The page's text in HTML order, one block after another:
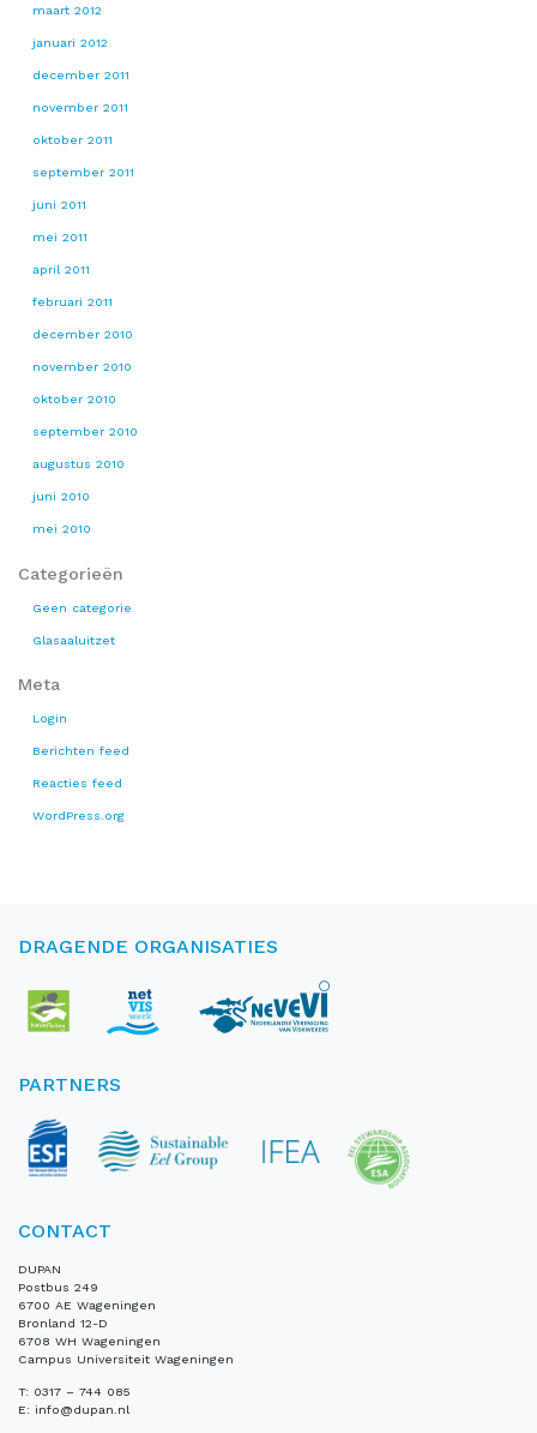
maart 2012
januari 2012
december 2011
november 2011
oktober 2011
september 2011
juni 2011
mei 2011
april 2011
februari 2011
december 2010
november 2010
oktober 2010
september 2010
augustus 2010
juni 2010
mei 2010
Categorieën
Geen categorie
Glasaaluitzet
Meta
Login
Berichten feed
Reacties feed
WordPress.org
DRAGENDE ORGANISATIES
PARTNERS
CONTACT
DUPAN
Postbus 249
6700 AE Wageningen
Bronland 12-D
6708 WH Wageningen
Campus Universiteit Wageningen
T: 0317 – 744 085
E: info@dupan.nl